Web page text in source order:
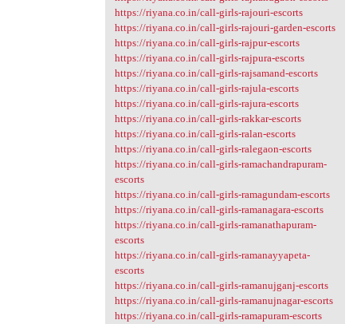
https://riyana.co.in/call-girls-rajouri-escorts
https://riyana.co.in/call-girls-rajouri-garden-escorts
https://riyana.co.in/call-girls-rajpur-escorts
https://riyana.co.in/call-girls-rajpura-escorts
https://riyana.co.in/call-girls-rajsamand-escorts
https://riyana.co.in/call-girls-rajula-escorts
https://riyana.co.in/call-girls-rajura-escorts
https://riyana.co.in/call-girls-rakkar-escorts
https://riyana.co.in/call-girls-ralan-escorts
https://riyana.co.in/call-girls-ralegaon-escorts
https://riyana.co.in/call-girls-ramachandrapuram-
escorts
https://riyana.co.in/call-girls-ramagundam-escorts
https://riyana.co.in/call-girls-ramanagara-escorts
https://riyana.co.in/call-girls-ramanathapuram-
escorts
https://riyana.co.in/call-girls-ramanayyapeta-
escorts
https://riyana.co.in/call-girls-ramanujganj-escorts
https://riyana.co.in/call-girls-ramanujnagar-escorts
https://riyana.co.in/call-girls-ramapuram-escorts